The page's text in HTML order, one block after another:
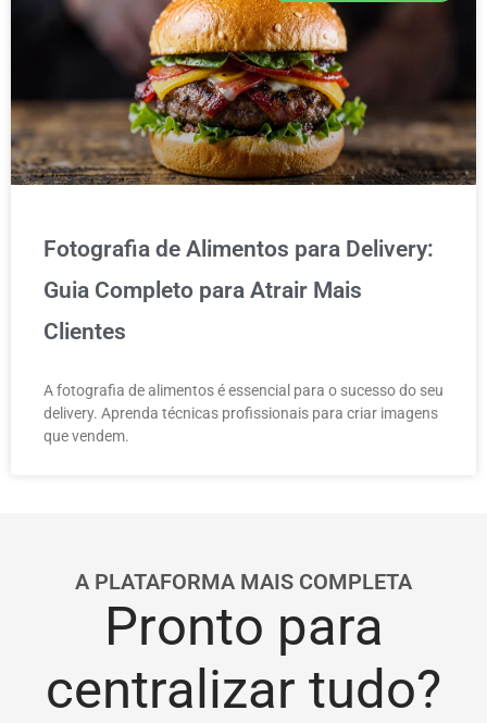
Fotografia de Alimentos para Delivery:
Guia Completo para Atrair Mais
Clientes
A fotografia de alimentos é essencial para o sucesso do seu
delivery. Aprenda técnicas profissionais para criar imagens
que vendem.
A PLATAFORMA MAIS COMPLETA
Pronto para
centralizar tudo?